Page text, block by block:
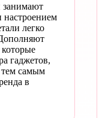
занимают
настроением
легко
гаджетов,
самым
в